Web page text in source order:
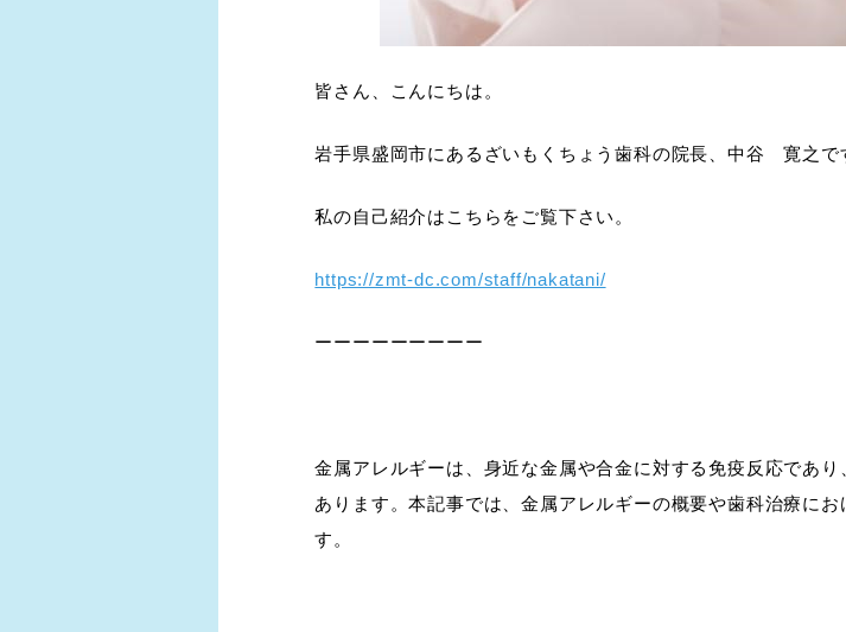
皆さん、こんにちは。
岩手県盛岡市にあるざいもくちょう歯科の院長、中谷 寛之で
私の自己紹介はこちらをご覧下さい。
https://zmt-dc.com/staff/nakatani/
ーーーーーーーーー
金属アレルギーは、身近な金属や合金に対する免疫反応であ
あります。本記事では、金属アレルギーの概要や歯科治療に
す。